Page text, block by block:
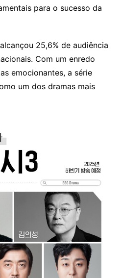
para o sucesso da
25,6% de audiência
Com um enredo
emocionantes, a série
um dos dramas mais